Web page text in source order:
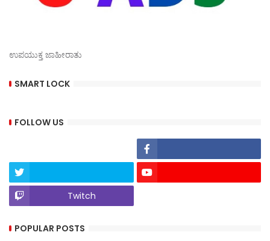
ಉಪಯುಕ್ತ ಜಾಹೀರಾತು
SMART LOCK
FOLLOW US
Twitch
POPULAR POSTS